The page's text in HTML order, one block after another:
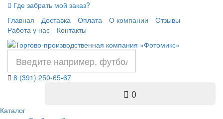
Где забрать мой заказ?
Главная
Доставка Оплата О компании
Отзывы
Работа у нас
Контакты
8 (391) 250-65-67
0
Каталог